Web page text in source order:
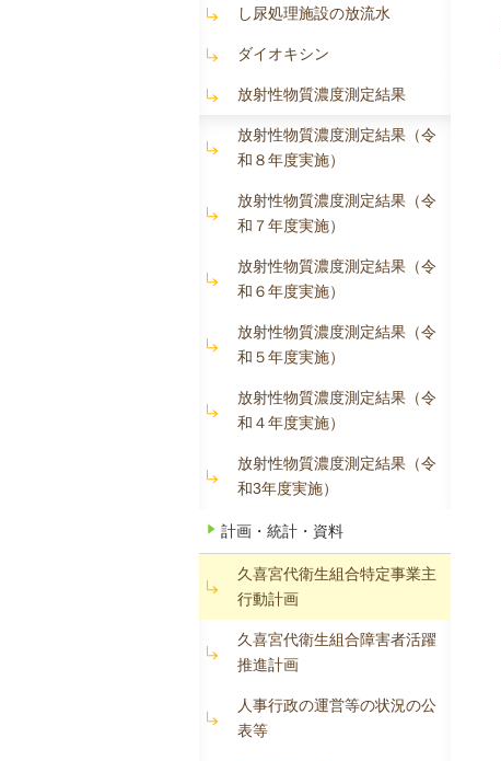
し尿処理施設の放流水
ダイオキシン
放射性物質濃度測定結果
放射性物質濃度測定結果（令
和８年度実施）
放射性物質濃度測定結果（令
和７年度実施）
放射性物質濃度測定結果（令
和６年度実施）
放射性物質濃度測定結果（令
和５年度実施）
放射性物質濃度測定結果（令
和４年度実施）
放射性物質濃度測定結果（令
和3年度実施）
計画・統計・資料
久喜宮代衛生組合特定事業主
行動計画
久喜宮代衛生組合障害者活躍
推進計画
人事行政の運営等の状況の公
表等